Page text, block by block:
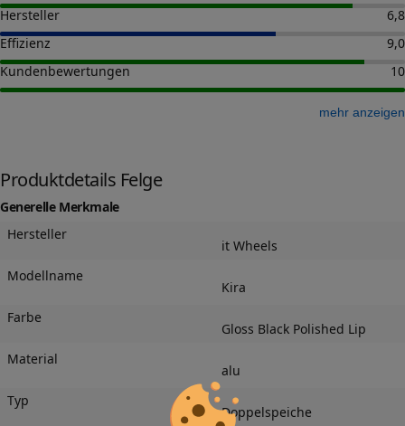
Hersteller
6,8
Effizienz
9,0
Kundenbewertungen
10
mehr anzeigen
Produktdetails Felge
Generelle Merkmale
Hersteller
it Wheels
Modellname
Kira
Farbe
Gloss Black Polished Lip
Material
alu
Typ
Doppelspeiche